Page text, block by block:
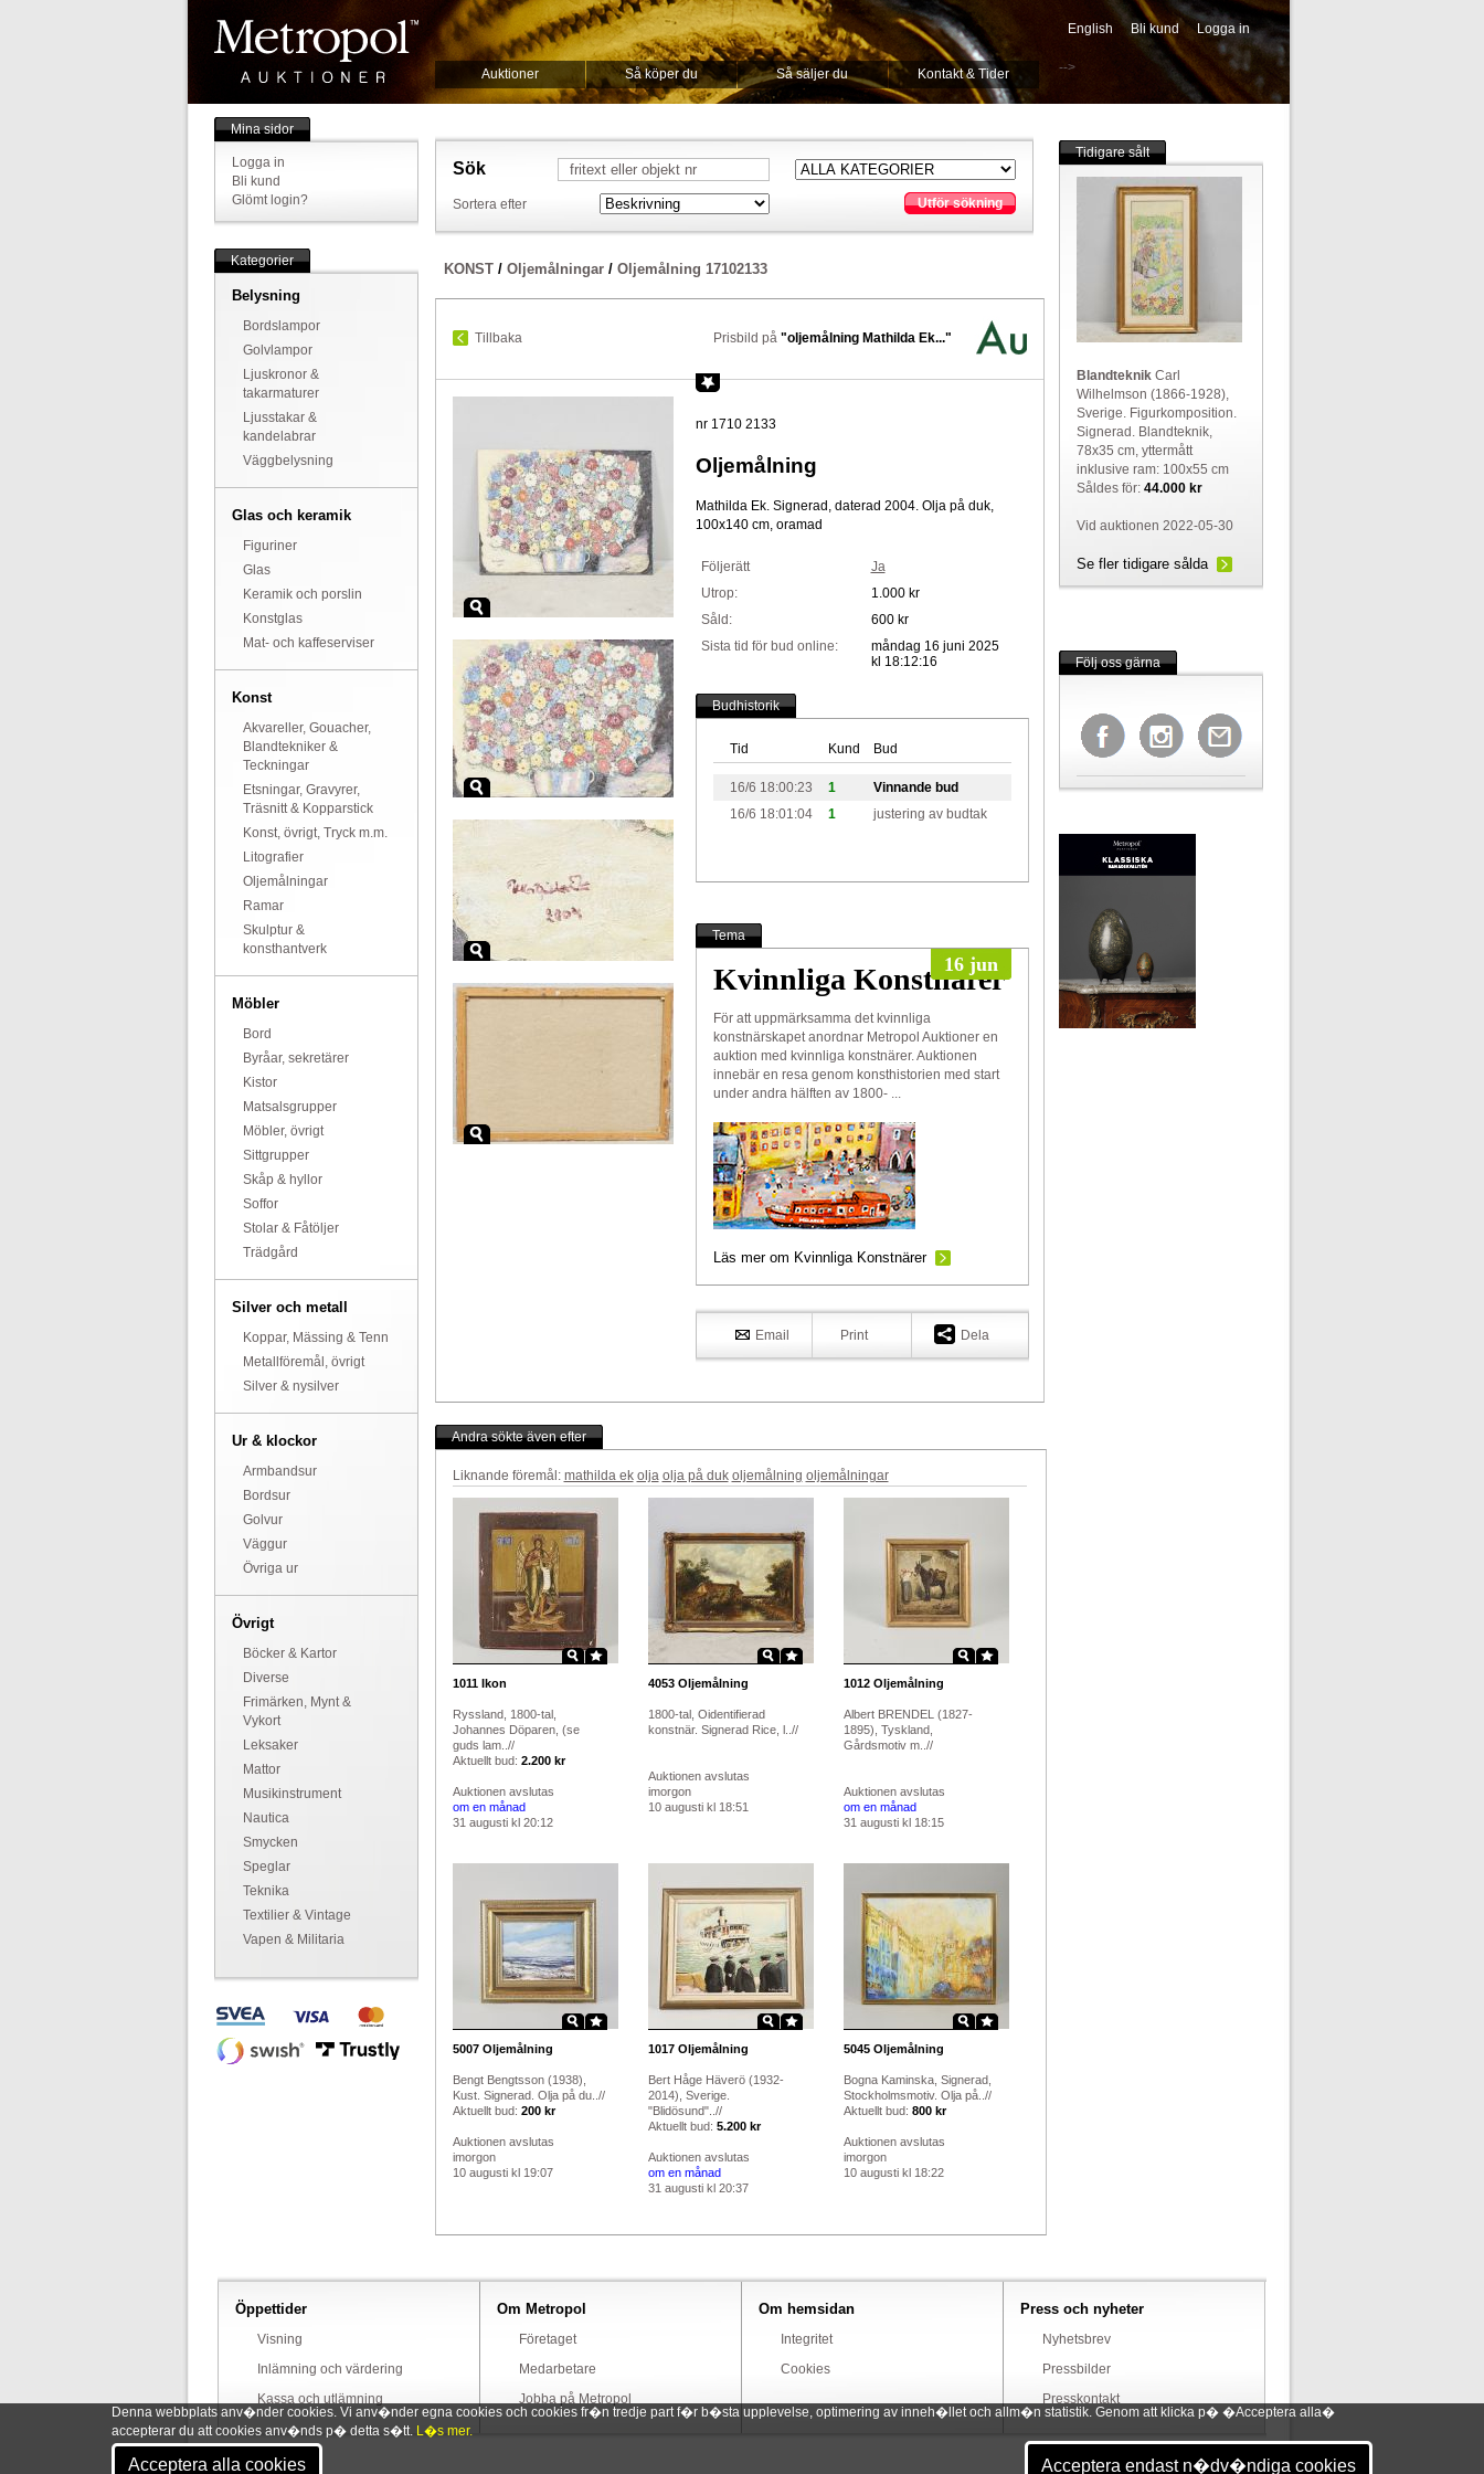
Denna webbplats anv�nder cookies. Vi anv�nder egna cookies och cookies fr�n tredje part f�r b�sta upplevelse, optimering av inneh�llet och allm�n statistik. Genom att klicka p� �Acceptera alla�
accepterar du att cookies anv�nds p� detta s�tt. L�s mer.
Acceptera alla cookies Acceptera endast n�dv�ndiga cookies
Auktioner Så köper du Så säljer du Kontakt & Tider
English Bli kund Logga in
-->
Mina sidor
Logga in
Bli kund
Glömt login?
Kategorier
Belysning
Bordslampor
Golvlampor
Ljuskronor &
takarmaturer
Ljusstakar &
kandelabrar
Väggbelysning
Glas och keramik
Figuriner
Glas
Keramik och porslin
Konstglas
Mat- och kaffeserviser
Konst
Akvareller, Gouacher,
Blandtekniker &
Teckningar
Etsningar, Gravyrer,
Träsnitt & Kopparstick
Konst, övrigt, Tryck m.m.
Litografier
Oljemålningar
Ramar
Skulptur &
konsthantverk
Möbler
Bord
Byråar, sekretärer
Kistor
Matsalsgrupper
Möbler, övrigt
Sittgrupper
Skåp & hyllor
Soffor
Stolar & Fåtöljer
Trädgård
Silver och metall
Koppar, Mässing & Tenn
Metallföremål, övrigt
Silver & nysilver
Ur & klockor
Armbandsur
Bordsur
Golvur
Väggur
Övriga ur
Övrigt
Böcker & Kartor
Diverse
Frimärken, Mynt &
Vykort
Leksaker
Mattor
Musikinstrument
Nautica
Smycken
Speglar
Teknika
Textilier & Vintage
Vapen & Militaria
Sök
Sortera efter Utför sökning
KONST/ Oljemålningar/ Oljemålning 17102133
Tillbaka Prisbild på "oljemålning Mathilda Ek..."
nr 1710 2133
Oljemålning
Mathilda Ek. Signerad, daterad 2004. Olja på duk,
100x140 cm, oramad
Följerätt
Ja
Utrop:
1.000 kr
Såld:
600 kr
Sista tid för bud online:
måndag 16 juni 2025
kl 18:12:16
Budhistorik
Tid Kund Bud
16/6 18:00:23 1
Vinnande bud
16/6 18:01:04
1 justering av budtak
Tema
16 jun
Kvinnliga Konstnärer
För att uppmärksamma det kvinnliga
konstnärskapet anordnar Metropol Auktioner en
auktion med kvinnliga konstnärer. Auktionen
innebär en resa genom konsthistorien med start
under andra hälften av 1800- ...
Läs mer om Kvinnliga Konstnärer
Email Print Dela
Andra sökte även efter
Liknande föremål: mathilda ek olja olja på duk oljemålning oljemålningar
1011Ikon
Ryssland, 1800-tal,
Johannes Döparen, (se
guds lam..//
Aktuellt bud: 2.200 kr
Auktionen avslutas
om en månad
31 augusti kl 20:12
4053Oljemålning
1800-tal, Oidentifierad
konstnär. Signerad Rice, l..//
Auktionen avslutas
imorgon
10 augusti kl 18:51
1012Oljemålning
Albert BRENDEL (1827-
1895), Tyskland,
Gårdsmotiv m..//
Auktionen avslutas
om en månad
31 augusti kl 18:15
5007Oljemålning
Bengt Bengtsson (1938),
Kust. Signerad. Olja på du..//
Aktuellt bud: 200 kr
Auktionen avslutas
imorgon
10 augusti kl 19:07
1017Oljemålning
Bert Håge Häverö (1932-
2014), Sverige.
"Blidösund"..//
Aktuellt bud: 5.200 kr
Auktionen avslutas
om en månad
31 augusti kl 20:37
5045Oljemålning
Bogna Kaminska, Signerad,
Stockholmsmotiv. Olja på..//
Aktuellt bud: 800 kr
Auktionen avslutas
imorgon
10 augusti kl 18:22
Tidigare sålt
BlandteknikCarl
Wilhelmson (1866-1928),
Sverige. Figurkomposition.
Signerad. Blandteknik,
78x35 cm, yttermått
inklusive ram: 100x55 cm
Såldes för: 44.000 kr
Vid auktionen 2022-05-30
Se fler tidigare sålda
Följ oss gärna
Öppettider
Visning
Inlämning och värdering
Kassa och utlämning
Om Metropol
Företaget
Medarbetare
Jobba på Metropol
Om hemsidan
Integritet
Cookies
Press och nyheter
Nyhetsbrev
Pressbilder
Presskontakt